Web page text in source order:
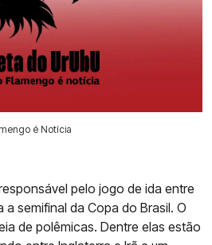
é Notícia
pelo jogo de ida entre
a semifinal da Copa do Brasil. O
de polêmicas. Dentre elas estão